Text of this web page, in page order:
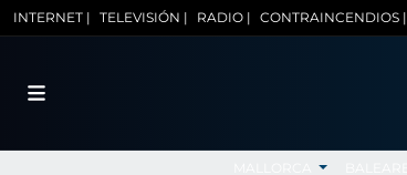
INTERNET | TELEVISIÓN | RADIO | CONTRAINCENDIOS |